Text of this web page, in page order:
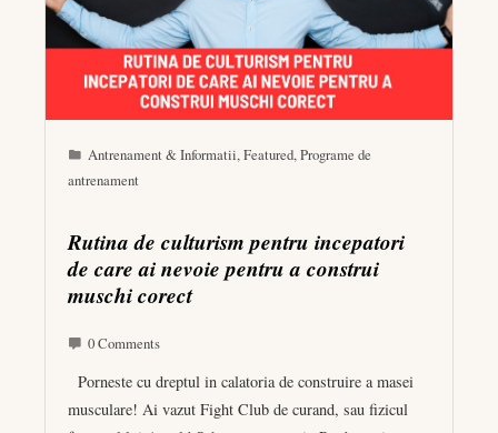
Antrenament & Informatii,Featured,Programe de
antrenament
Rutina de culturism pentru incepatori
de care ai nevoie pentru a construi
muschi corect
0 Comments
Porneste cu dreptul in calatoria de construire a masei
musculare! Ai vazut Fight Club de curand, sau fizicul